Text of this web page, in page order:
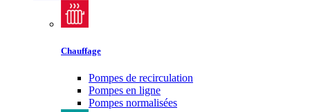
Chauffage
Pompes de recirculation
Pompes en ligne
Pompes normalisées